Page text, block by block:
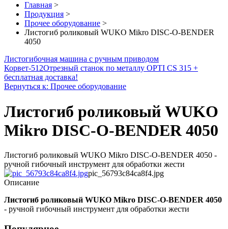
Главная >
Продукция >
Прочее оборудование >
Листогиб роликовый WUKO Mikro DISC-O-BENDER
4050
Листогибочная машина с ручным приводом
Корвет-512Отрезный станок по металлу OPTI CS 315 +
бесплатная доставка!
Вернуться к: Прочее оборудование
Листогиб роликовый WUKO
Mikro DISC-O-BENDER 4050
Листогиб роликовый WUKO Mikro DISC-O-BENDER 4050 -
ручной гибочный инструмент для обработки жести
pic_56793c84ca8f4.jpg
Описание
Листогиб роликовый WUKO Mikro DISC-O-BENDER 4050
- ручной гибочный инструмент для обработки жести